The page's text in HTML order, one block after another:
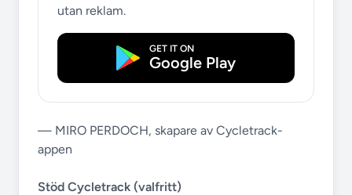
utan reklam.
GET IT ON
Google Play
— MIRO PERDOCH, skapare av Cycletrack-
appen
Stöd Cycletrack (valfritt)